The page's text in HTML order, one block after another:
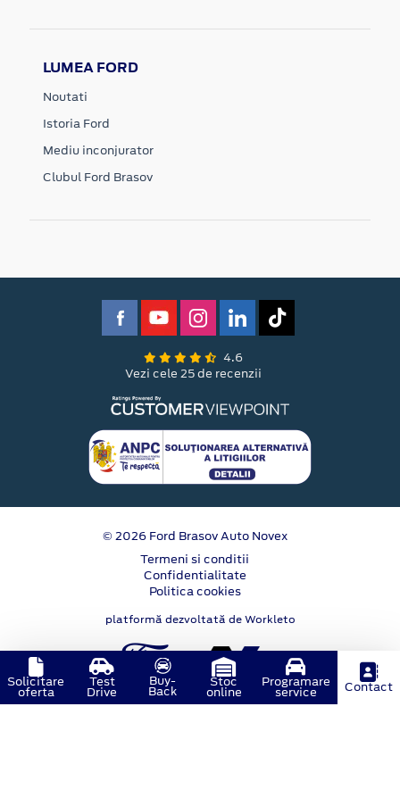
LUMEA FORD
Noutati
Istoria Ford
Mediu inconjurator
Clubul Ford Brasov
4.6
Vezi cele 25 de recenzii
© 2026 Ford Brasov Auto Novex
Termeni si conditii
Confidentialitate
Politica cookies
platformă dezvoltată de Workleto
Solicitare
oferta
Test
Drive
Buy-
Back
Stoc
online
Programare
service Contact